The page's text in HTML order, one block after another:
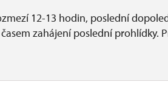
12-13 hodin, poslední
zahájení poslední prohlídky.